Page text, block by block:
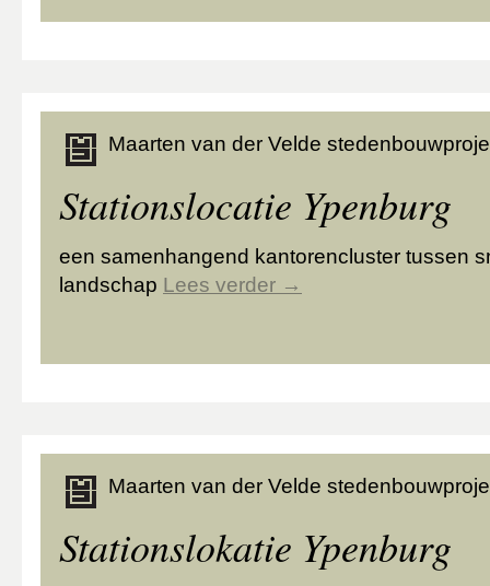
Maarten van der Velde
Stationslocatie Ypenburg
een samenhangend kantorencluster tussen
landschap Lees verder →
Maarten van der Velde
Stationslokatie Ypenburg